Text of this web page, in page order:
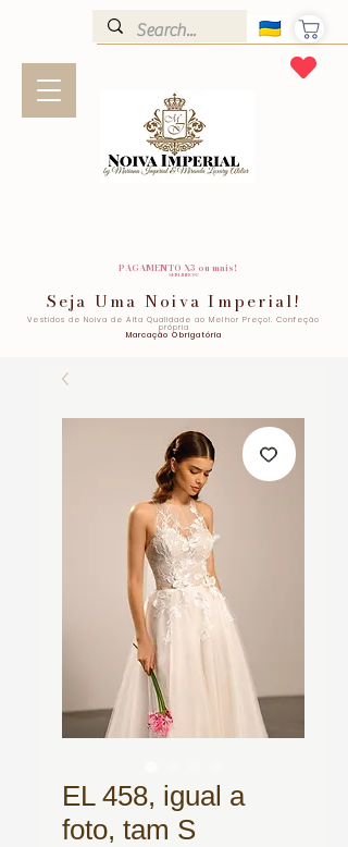
PAGAMENTO X3 ou mais!
SEM JUROS!
Seja Uma Noiva Imperial!
Vestidos de Noiva de Alta Qualidade ao Melhor Preço!. Confeção
própria
Marcação Obrigatória
EL 458, igual a
foto, tam S